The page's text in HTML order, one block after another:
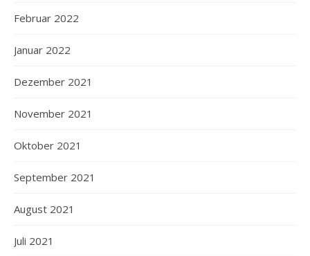
Februar 2022
Januar 2022
Dezember 2021
November 2021
Oktober 2021
September 2021
August 2021
Juli 2021